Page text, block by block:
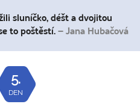
sluníčko, déšt a dvojitou
to poštěstí. – Jana Hubačová
5.
DEN